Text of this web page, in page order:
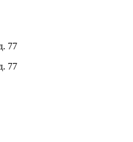
77
77